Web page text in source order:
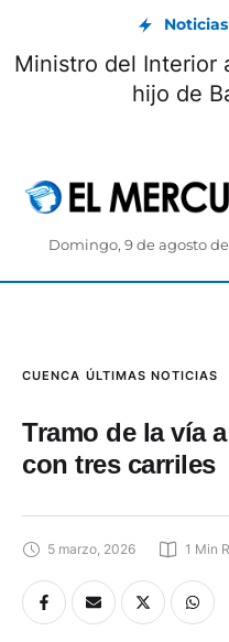
Ministro del Interior
hijo de
Domingo, 9 de agosto
CUENCA ÚLTIMAS NOTICIAS
Tramo de la vía
con tres carriles
5 marzo, 2026 1 Min